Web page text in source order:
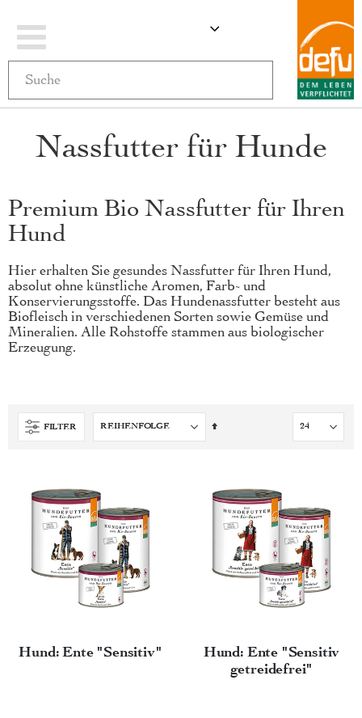
Navigation MEIN
Nassfutter für Hunde
Premium Bio Nassfutter für Ihren
Hund
Hier erhalten Sie gesundes Nassfutter für Ihren Hund,
absolut ohne künstliche Aromen, Farb- und
Konservierungsstoffe. Das Hundenassfutter besteht aus
Biofleisch in verschiedenen Sorten sowie Gemüse und
Mineralien. Alle Rohstoffe stammen aus biologischer
Erzeugung.
FILTER
Absteigend
Hund: Ente "Sensitiv"
Hund: Ente "Sensitiv
getreidefrei"